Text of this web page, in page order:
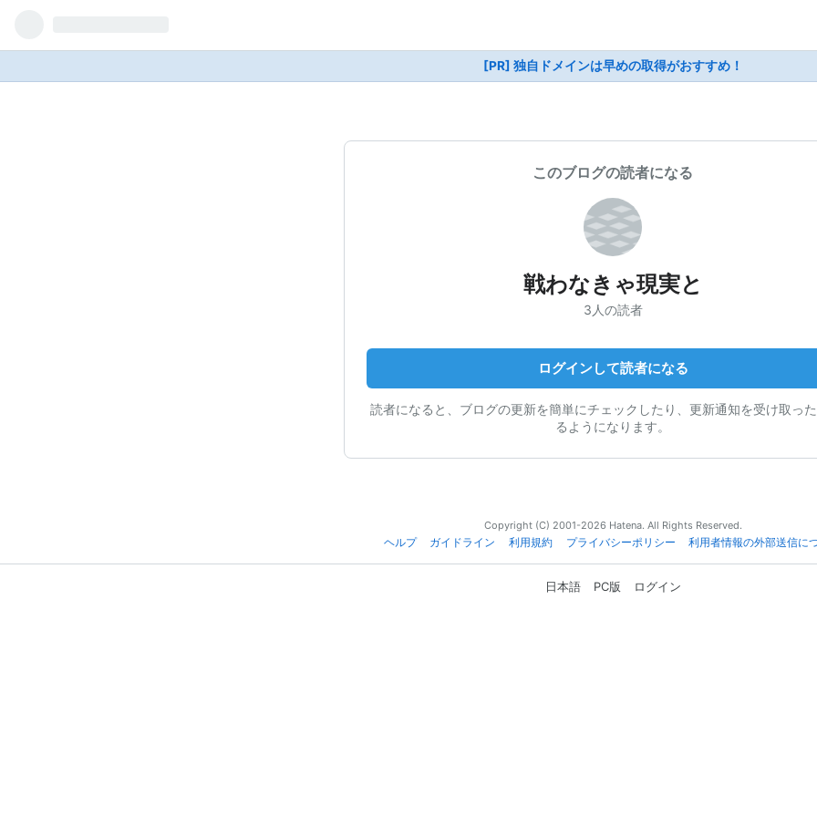
[PR] 独自ドメインは早めの取得がおすすめ！
このブログの読者になる
戦わなきゃ現実と
3人の読者
ログインして読者になる
読者になると、ブログの更新を簡単にチェックしたり、更新通知を受け取っ
るようになります。
Copyright (C) 2001-2026 Hatena. All Rights Reserved.
ヘルプ
ガイドライン 利用規約 プライバシーポリシー 利用者情報の外部送信に
日本語 PC版 ログイン